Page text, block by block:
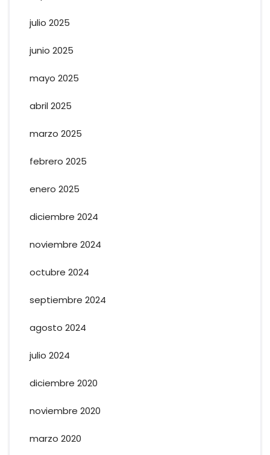
julio 2025
junio 2025
mayo 2025
abril 2025
marzo 2025
febrero 2025
enero 2025
diciembre 2024
noviembre 2024
octubre 2024
septiembre 2024
agosto 2024
julio 2024
diciembre 2020
noviembre 2020
marzo 2020